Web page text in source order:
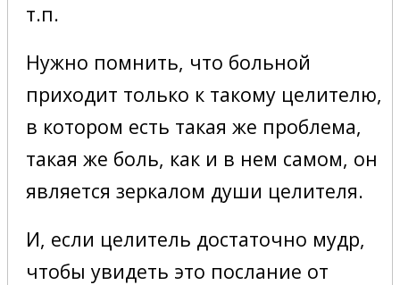
т.п.
Нужно помнить, что больной
приходит только к такому целителю,
в котором есть такая же проблема,
такая же боль, как и в нем самом, он
является зеркалом души целителя.
И, если целитель достаточно мудр,
чтобы увидеть это послание от